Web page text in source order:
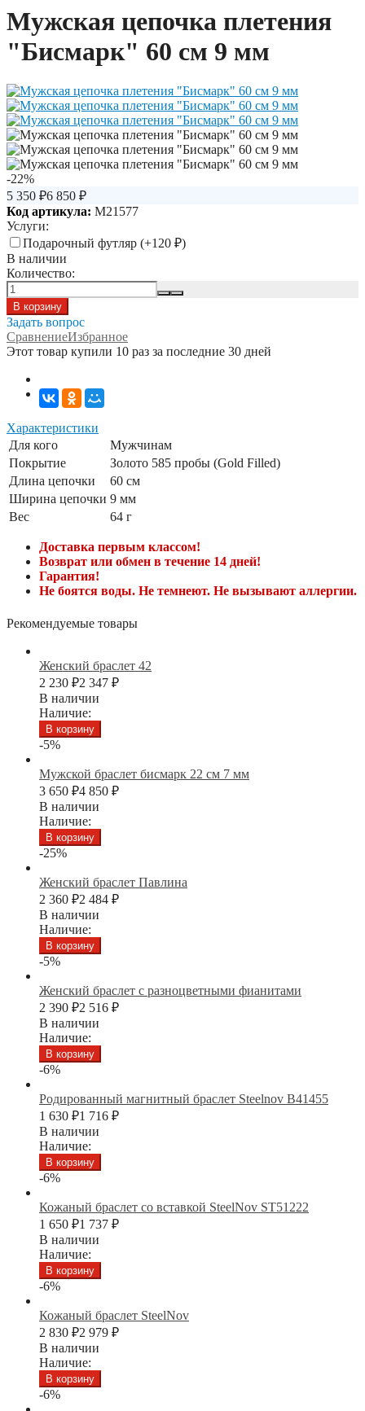
Мужская цепочка плетения
"Бисмарк" 60 см 9 мм
-22%
5 350 ₽6 850 ₽
Код артикула: M21577
Услуги:
Подарочный футляр (+120 ₽)
В наличии
Количество:
Задать вопрос
СравнениеИзбранное
Этот товар купили 10 раз за последние 30 дней
Характеристики
Для кого
Мужчинам
Покрытие
Золото 585 пробы (Gold Filled)
Длина цепочки
60 см
Ширина цепочки 9 мм
Вес
64 г
Доставка первым классом!
Возврат или обмен в течение 14 дней!
Гарантия!
Не боятся воды. Не темнеют. Не вызывают аллергии.
Рекомендуемые товары
Женский браслет 42
2 230 ₽2 347 ₽
В наличии
Наличие:
В корзину
-5%
Мужской браслет бисмарк 22 см 7 мм
3 650 ₽4 850 ₽
В наличии
Наличие:
В корзину
-25%
Женский браслет Павлина
2 360 ₽2 484 ₽
В наличии
Наличие:
В корзину
-5%
Женский браслет с разноцветными фианитами
2 390 ₽2 516 ₽
В наличии
Наличие:
В корзину
-6%
Родированный магнитный браслет Steelnov B41455
1 630 ₽1 716 ₽
В наличии
Наличие:
В корзину
-6%
Кожаный браслет со вставкой SteelNov ST51222
1 650 ₽1 737 ₽
В наличии
Наличие:
В корзину
-6%
Кожаный браслет SteelNov
2 830 ₽2 979 ₽
В наличии
Наличие:
В корзину
-6%